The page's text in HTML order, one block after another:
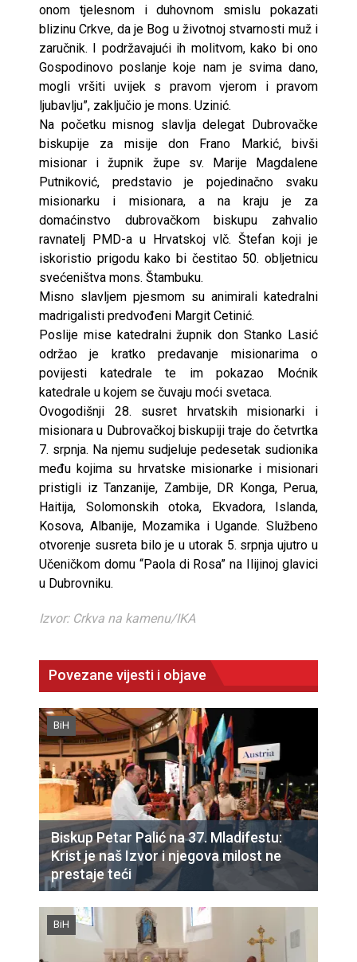
onom tjelesnom i duhovnom smislu pokazati
blizinu Crkve, da je Bog u životnoj stvarnosti muž i
zaručnik. I podržavajući ih molitvom, kako bi ono
Gospodinovo poslanje koje nam je svima dano,
mogli vršiti uvijek s pravom vjerom i pravom
ljubavlju”, zaključio je mons. Uzinić.
Na početku misnog slavlja delegat Dubrovačke
biskupije za misije don Frano Markić, bivši
misionar i župnik župe sv. Marije Magdalene
Putniković, predstavio je pojedinačno svaku
misionarku i misionara, a na kraju je za
domaćinstvo dubrovačkom biskupu zahvalio
ravnatelj PMD-a u Hrvatskoj vlč. Štefan koji je
iskoristio prigodu kako bi čestitao 50. obljetnicu
svećeništva mons. Štambuku.
Misno slavljem pjesmom su animirali katedralni
madrigalisti predvođeni Margit Cetinić.
Poslije mise katedralni župnik don Stanko Lasić
održao je kratko predavanje misionarima o
povijesti katedrale te im pokazao Moćnik
katedrale u kojem se čuvaju moći svetaca.
Ovogodišnji 28. susret hrvatskih misionarki i
misionara u Dubrovačkoj biskupiji traje do četvrtka
7. srpnja. Na njemu sudjeluje pedesetak sudionika
među kojima su hrvatske misionarke i misionari
pristigli iz Tanzanije, Zambije, DR Konga, Perua,
Haitija, Solomonskih otoka, Ekvadora, Islanda,
Kosova, Albanije, Mozamika i Ugande. Službeno
otvorenje susreta bilo je u utorak 5. srpnja ujutro u
Učeničkom domu “Paola di Rosa” na Ilijinoj glavici
u Dubrovniku.
Izvor: Crkva na kamenu/IKA
Povezane vijesti i objave
BiH
Biskup Petar Palić na 37. Mladifestu:
Krist je naš Izvor i njegova milost ne
prestaje teći
BiH